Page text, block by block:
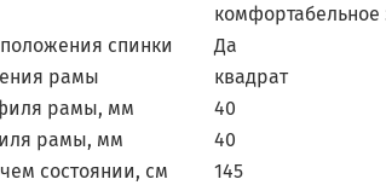
спинки
Да
рамы
квадрат
рамы, мм
40
рамы, мм
40
состоянии, см
145